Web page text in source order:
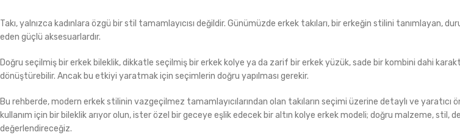
Takı, yalnızca kadınlara özgü bir stil tamamlayıcısı değildir. Günümüzde erkek takıları, bir erkeğin stilini tanımlayan,
eden güçlü aksesuarlardır.
Doğru seçilmiş bir erkek bileklik, dikkatle seçilmiş bir erkek kolye ya da zarif bir erkek yüzük, sade bir kombini dahi
dönüştürebilir. Ancak bu etkiyi yaratmak için seçimlerin doğru yapılması gerekir.
Bu rehberde, modern erkek stilinin vazgeçilmez tamamlayıcılarından olan takıların seçimi üzerine detaylı ve yaratıcı
kullanım için bir bileklik arıyor olun, ister özel bir geceye eşlik edecek bir altın kolye erkek modeli; doğru malzeme, stil,
değerlendireceğiz.